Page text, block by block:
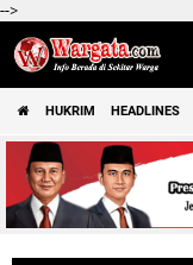
-->
HUKRIM HEADLINES